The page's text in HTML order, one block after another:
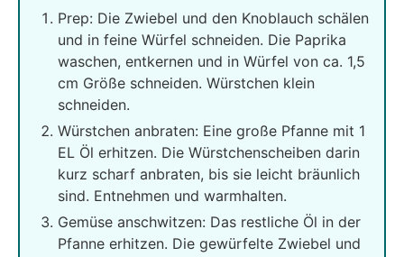
Prep: Die Zwiebel und den Knoblauch schälen
und in feine Würfel schneiden. Die Paprika
waschen, entkernen und in Würfel von ca. 1,5
cm Größe schneiden. Würstchen klein
schneiden.
Würstchen anbraten: Eine große Pfanne mit 1
EL Öl erhitzen. Die Würstchenscheiben darin
kurz scharf anbraten, bis sie leicht bräunlich
sind. Entnehmen und warmhalten.
Gemüse anschwitzen: Das restliche Öl in der
Pfanne erhitzen. Die gewürfelte Zwiebel und